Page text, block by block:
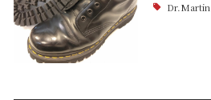
Dr.Martin